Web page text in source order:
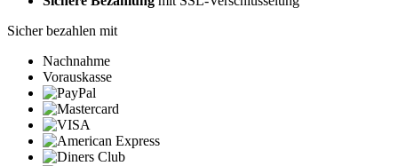
Sicher bezahlen mit
Nachnahme
Vorauskasse